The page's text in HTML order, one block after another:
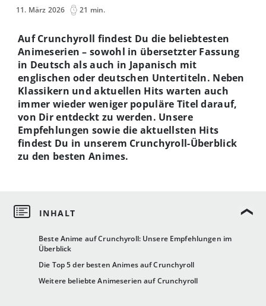
11. März 2026 21 min.
Beste Anime auf Crunchyroll: Unsere Empfehlungen im
Überblick
Die Top 5 der besten Animes auf Crunchyroll
Weitere beliebte Animeserien auf Crunchyroll
Auf Crunchyroll findest Du die beliebtesten
Animeserien – sowohl in übersetzter Fassung
in Deutsch als auch in Japanisch mit
englischen oder deutschen Untertiteln. Neben
Klassikern und aktuellen Hits warten auch
immer wieder weniger populäre Titel darauf,
von Dir entdeckt zu werden. Unsere
Empfehlungen sowie die aktuellsten Hits
findest Du in unserem Crunchyroll-Überblick
zu den besten Animes.